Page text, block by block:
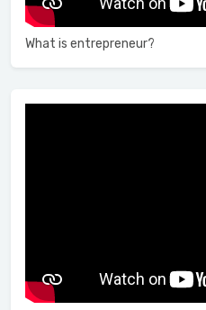
What is entrepreneur?